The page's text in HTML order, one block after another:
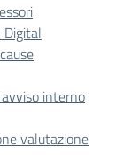
Digital
interno
valutazione